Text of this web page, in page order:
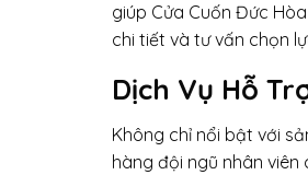
giúp Cửa Cuốn Đức
chi tiết và tư vấn chọn
Dịch Vụ Hỗ
Không chỉ nổi bật với
hàng đội ngũ nhân